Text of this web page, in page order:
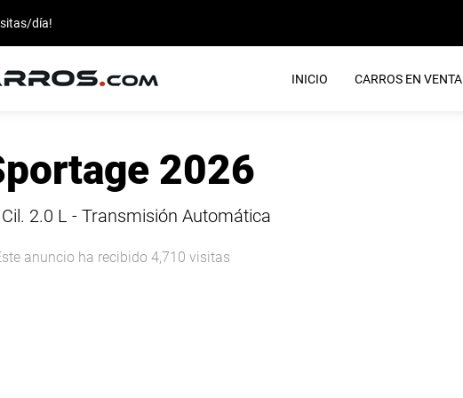
día!
INICIO CARROS EN VENTA
2026
2.0 L - Transmisión Automática
anuncio ha recibido 4,710 visitas